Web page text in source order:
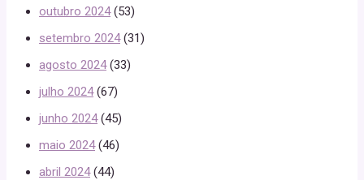
outubro 2024(53)
setembro 2024(31)
agosto 2024(33)
julho 2024(67)
junho 2024(45)
maio 2024(46)
abril 2024(44)